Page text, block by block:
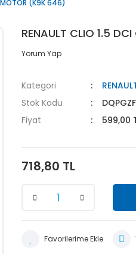
MOTOR (K9K 646)
RENAULT CLIO 1.5
Yorum Yap
Kategori
Stok Kodu
Fiyat
599,00
718,80 TL